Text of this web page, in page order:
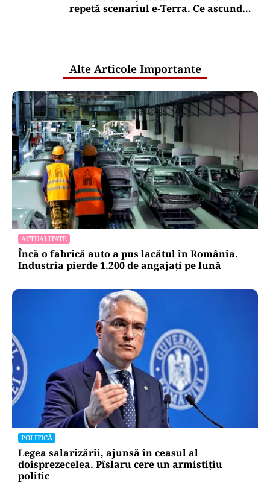
repetă scenariul e‑Terra. Ce ascund
Alte Articole Importante
ACTUALITATE
Încă o fabrică auto a pus lacătul în România.
Industria pierde 1.200 de angajați pe lună
POLITICĂ
Legea salarizării, ajunsă în ceasul al
doisprezecelea. Pîslaru cere un armistițiu
politic